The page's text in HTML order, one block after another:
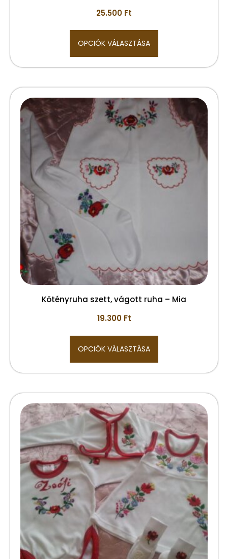
25.500 Ft
OPCIÓK VÁLASZTÁSA
Kötényruha szett, vágott ruha – Mia
19.300 Ft
OPCIÓK VÁLASZTÁSA